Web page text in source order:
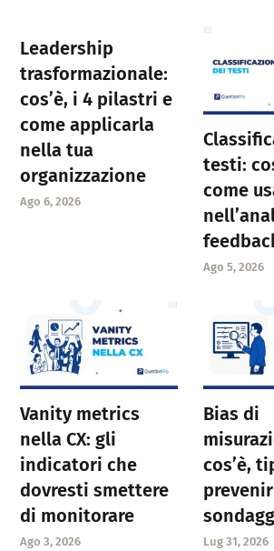
Leadership
trasformazionale:
cos’è, i 4 pilastri e
come applicarla
nella tua
organizzazione
Ago 6, 2026
testi:
come
Ago 5, 2026
Vanity metrics
nella CX: gli
indicatori che
dovresti smettere
di monitorare
Ago 3, 2026
Bias di
cos’è,
Lug 31, 2026